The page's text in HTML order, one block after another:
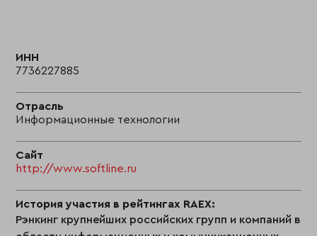
ИНН
7736227885
Отрасль
Информационные технологии
Сайт
http://www.softline.ru
История участия в рейтингах RAEX:
Рэнкинг крупнейших российских групп и компаний в